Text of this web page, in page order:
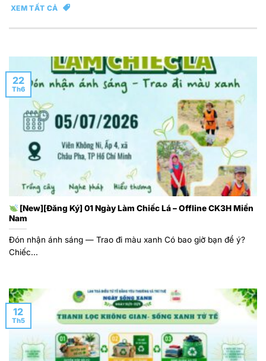
XEM TẤT CẢ
[New][Đăng Ký] 01 Ngày Làm Chiếc Lá – Offline CK3H Miền
Nam
Đón nhận ánh sáng — Trao đi màu xanh Có bao giờ bạn để ý?
Chiếc...
22
Th6
12
Th5